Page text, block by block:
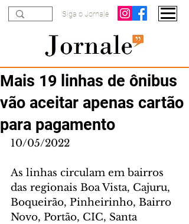
Siga o Jornale
Mais 19 linhas de ônibus
vão aceitar apenas cartão
para pagamento
10/05/2022
As linhas circulam em bairros
das regionais Boa Vista, Cajuru,
Boqueirão, Pinheirinho, Bairro
Novo, Portão, CIC, Santa